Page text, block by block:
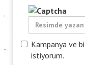
Kampanya ve
istiyorum.